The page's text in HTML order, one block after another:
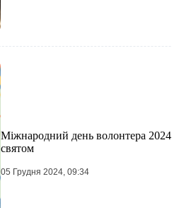
Міжнародний день волонтера 2024:
святом
05 Грудня 2024, 09:34